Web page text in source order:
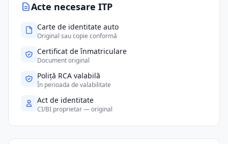
Acte necesare ITP
Carte de identitate auto
Original sau copie conformă
Certificat de înmatriculare
Document original
Poliță RCA valabilă
În perioada de valabilitate
Act de identitate
CI/BI proprietar — original